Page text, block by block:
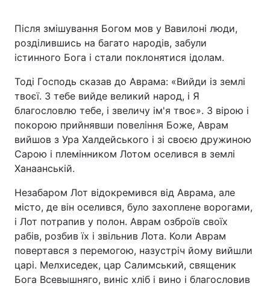
Головна Війна
Україна Політика
Економіка Світ
Спорт Наука
Техно і зв'язок Лайт
Зброя Інциденти
Здоров'я Туризм
Після змішування Богом мов у Вавилоні люди,
розділившись на багато народів, забули
істинного Бога і стали поклонятися ідолам.
Тоді Господь сказав до Аврама: «Вийди із землі
твоєї. З тебе вийде великий народ, і Я
благословлю тебе, і звеличу ім'я твоє». З вірою і
покорою прийнявши повеління Боже, Аврам
вийшов з Ура Халдейського і зі своєю дружиною
Сарою і племінником Лотом оселився в землі
Ханаанській.
Незабаром Лот відокремився від Аврама, але
місто, де він оселився, було захоплене ворогами,
і Лот потрапив у полон. Аврам озброїв своїх
рабів, розбив їх і звільнив Лота. Коли Аврам
повертався з перемогою, назустріч йому вийшли
царі. Мелхиседек, цар Салимський, священик
Бога Всевышняго, виніс хліб і вино і благословив